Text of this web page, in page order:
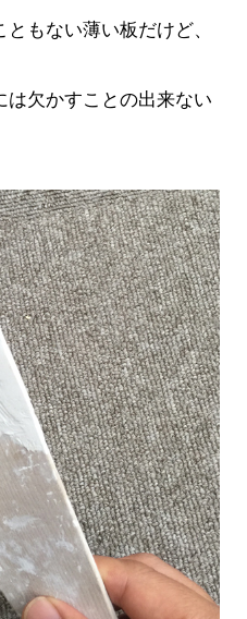
もない薄い板だけど、
は欠かすことの出来ない